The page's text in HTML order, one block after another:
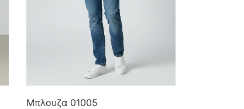
Μπλουζα 01005